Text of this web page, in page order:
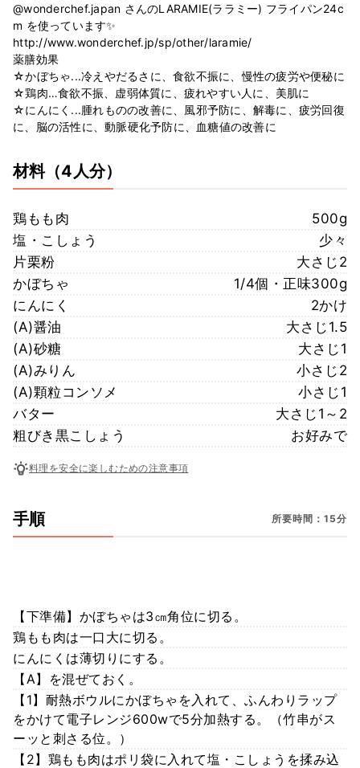
@wonderchef.japan さんのLARAMIE(ララミー) フライパン24c
m を使っています✨
http://www.wonderchef.jp/sp/other/laramie/
薬膳効果
☆かぼちゃ...冷えやだるさに、食欲不振に、慢性の疲労や便秘に
☆鶏肉…食欲不振、虚弱体質に、疲れやすい人に、美肌に
☆にんにく...腫れものの改善に、風邪予防に、解毒に、疲労回復
に、脳の活性に、動脈硬化予防に、血糖値の改善に
材料（4人分）
鶏もも肉
500g
塩・こしょう
少々
片栗粉
大さじ2
かぼちゃ
1/4個・正味300g
にんにく
2かけ
(A)醤油
大さじ1.5
(A)砂糖
大さじ1
(A)みりん
小さじ2
(A)顆粒コンソメ
小さじ1
バター
大さじ1～2
粗びき黒こしょう
お好みで
料理を安全に楽しむための注意事項
手順 所要時間：15分
【下準備】かぼちゃは3㎝角位に切る。
鶏もも肉は一口大に切る。
にんにくは薄切りにする。
【A】を混ぜておく。
【1】耐熱ボウルにかぼちゃを入れて、ふんわりラップ
をかけて電子レンジ600wで5分加熱する。（竹串がス
ーッと刺さる位。）
【2】鶏もも肉はポリ袋に入れて塩・こしょうを揉み込